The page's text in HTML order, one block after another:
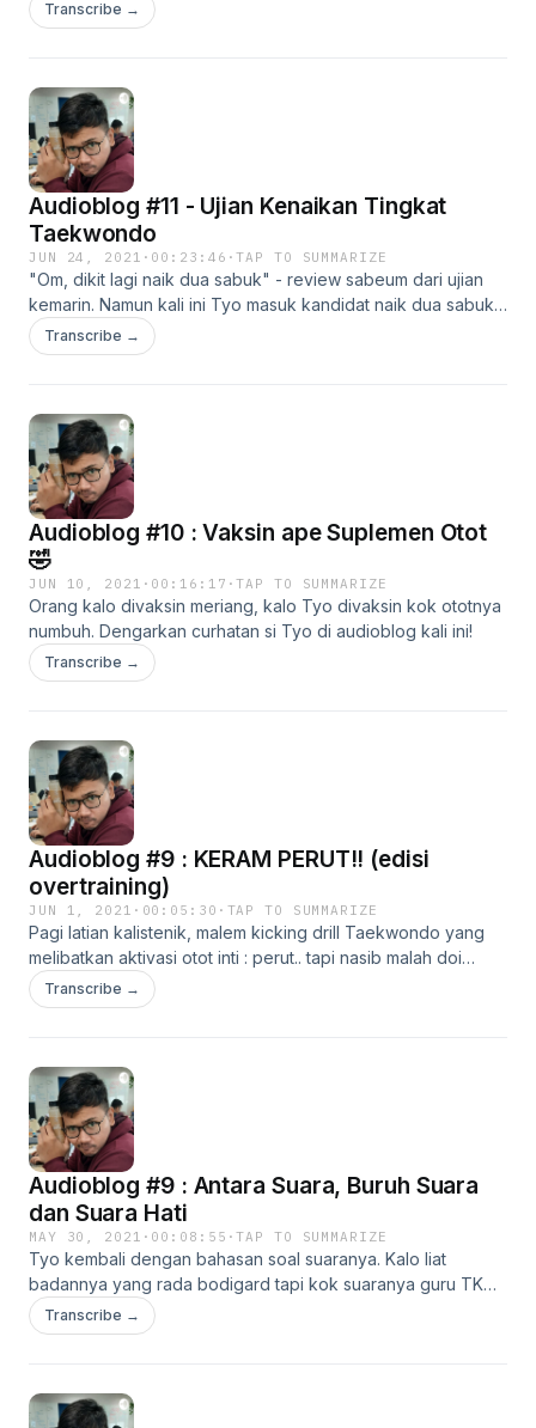
Transcribe →
Audioblog #11 - Ujian Kenaikan Tingkat
Taekwondo
JUN 24, 2021 · 00:23:46 ·TAP TO SUMMARIZE
"Om, dikit lagi naik dua sabuk" - review sabeum dari ujian
kemarin. Namun kali ini Tyo masuk kandidat naik dua sabuk,
tahan dulu, karena dia berkompetisi dengan attendees lain.
The story is inside!
Transcribe →
Audioblog #10 : Vaksin ape Suplemen Otot
🤣
JUN 10, 2021 · 00:16:17 ·TAP TO SUMMARIZE
Orang kalo divaksin meriang, kalo Tyo divaksin kok ototnya
numbuh. Dengarkan curhatan si Tyo di audioblog kali ini!
Transcribe →
Audioblog #9 : KERAM PERUT!! (edisi
overtraining)
JUN 1, 2021 · 00:05:30 · TAP TO SUMMARIZE
Pagi latian kalistenik, malem kicking drill Taekwondo yang
melibatkan aktivasi otot inti : perut.. tapi nasib malah doi
keram abis latian hadeuu
Transcribe →
Audioblog #9 : Antara Suara, Buruh Suara
dan Suara Hati
MAY 30, 2021 · 00:08:55 ·TAP TO SUMMARIZE
Tyo kembali dengan bahasan soal suaranya. Kalo liat
badannya yang rada bodigard tapi kok suaranya guru TK
sesungguhnya apa yang salah? Kaga ada sih, makannya dia
kerja ga di bidang-bidang dengan profil suara bariton.
Transcribe →